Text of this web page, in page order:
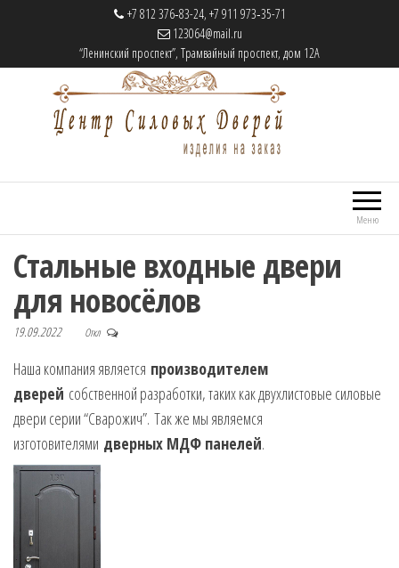
+7 812 376‑83-24, +7 911 973‑35-71
123064@mail.ru
“Ленинский проспект”, Трамвайный проспект, дом 12А
Центр Силовых Дверей
Меню
Стальные входные двери
для новосёлов
19.09.2022 Откл
Наша компания является производителем
дверей собственной разработки, таких как двухлистовые силовые
двери серии “Сварожич”. Так же мы являемся
изготовителями дверных МДФ панелей.